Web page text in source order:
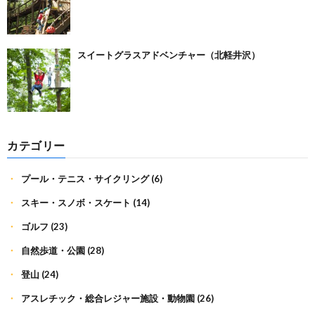
スイートグラスアドベンチャー（北軽井沢）
カテゴリー
プール・テニス・サイクリング(6)
スキー・スノボ・スケート (14)
ゴルフ (23)
自然歩道・公園 (28)
登山 (24)
アスレチック・総合レジャー施設・動物園 (26)